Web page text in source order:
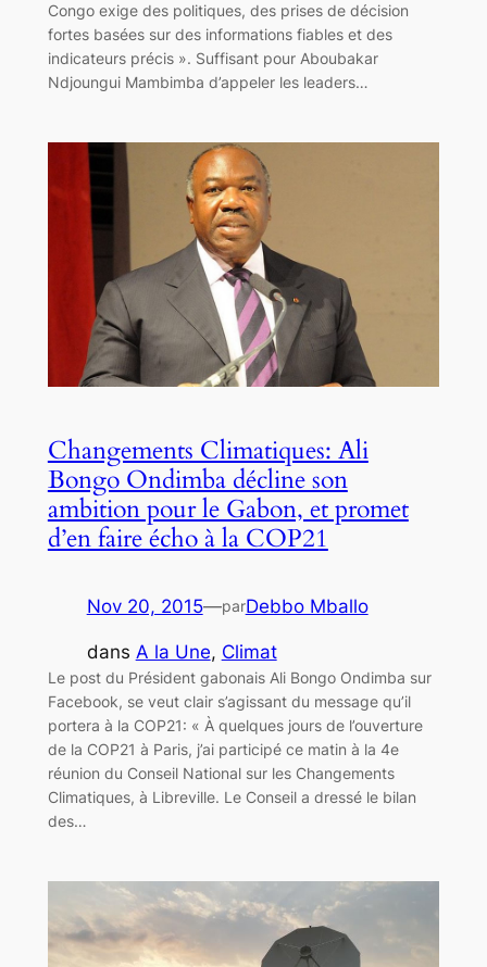
Congo exige des politiques, des prises de décision
fortes basées sur des informations fiables et des
indicateurs précis ». Suffisant pour Aboubakar
Ndjoungui Mambimba d’appeler les leaders…
Changements Climatiques: Ali
Bongo Ondimba décline son
ambition pour le Gabon, et promet
d’en faire écho à la COP21
Nov 20, 2015—parDebbo Mballo
dans A la Une, Climat
Le post du Président gabonais Ali Bongo Ondimba sur
Facebook, se veut clair s’agissant du message qu’il
portera à la COP21: « À quelques jours de l’ouverture
de la COP21 à Paris, j’ai participé ce matin à la 4e
réunion du Conseil National sur les Changements
Climatiques, à Libreville. Le Conseil a dressé le bilan
des…